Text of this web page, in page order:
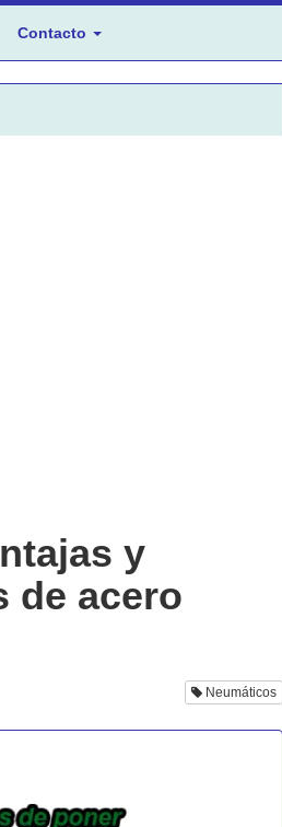
Contacto
y
de acero
Neumáticos